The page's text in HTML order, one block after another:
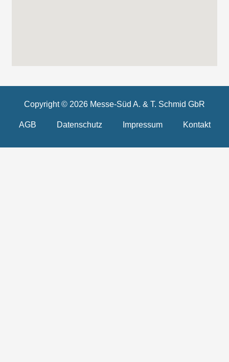
Copyright © 2026 Messe-Süd A. & T. Schmid GbR
AGB Datenschutz Impressum Kontakt